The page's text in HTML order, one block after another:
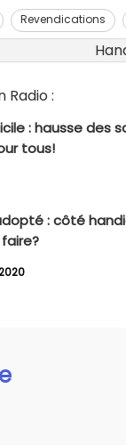
Revendications
Radio :
: hausse des
tous!
adopté : côté